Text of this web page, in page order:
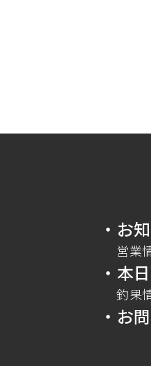
・お
営業
・本
釣果
・お